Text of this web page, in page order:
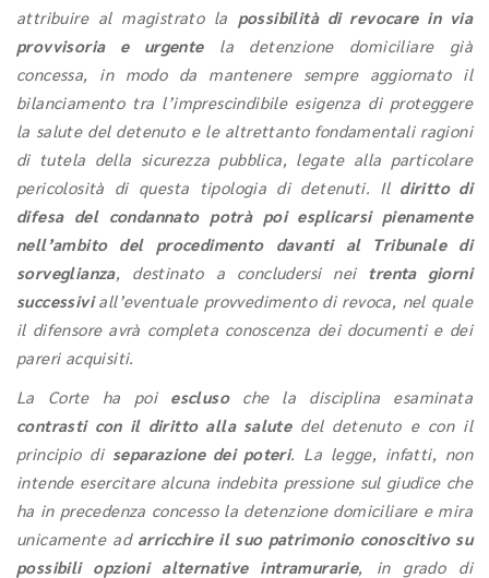
attribuire al magistrato la possibilità di revocare in via
provvisoria e urgentela detenzione domiciliare già
concessa, in modo da mantenere sempre aggiornato il
bilanciamento tra l’imprescindibile esigenza di proteggere
la salute del detenuto e le altrettanto fondamentali ragioni
di tutela della sicurezza pubblica, legate alla particolare
pericolosità di questa tipologia di detenuti. Il diritto di
difesa del condannato potrà poi esplicarsi pienamente
nell’ambito del procedimento davanti al Tribunale di
sorveglianza, destinato a concludersi nei trenta giorni
successiviall’eventuale provvedimento di revoca, nel quale
il difensore avrà completa conoscenza dei documenti e dei
pareri acquisiti.
La Corte ha poi esclusoche la disciplina esaminata
contrasti con il diritto alla salutedel detenuto e con il
principio di separazione dei poteri. La legge, infatti, non
intende esercitare alcuna indebita pressione sul giudice che
ha in precedenza concesso la detenzione domiciliare e mira
unicamente ad arricchire il suo patrimonio conoscitivo su
possibili opzioni alternative intramurarie, in grado di